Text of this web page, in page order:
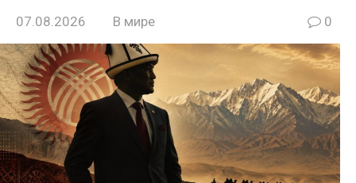
07.08.2026 В мире 0